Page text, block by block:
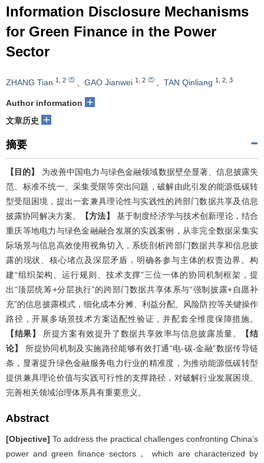
Information Disclosure Mechanisms
for Green Finance in the Power
Sector
ZHANG Tian 1 2 GAO Jianwei 1 2 TAN Qinliang 1 2 3
Author information +
文章历史 +
摘要
【目的】
为改善中国电力与绿色金融领域数据壁垒显著、信息披露失
范、标准不统一、采集受限等突出问题，破解由此引发的能源低碳转
型受阻困境，提出一套兼具理论性与实践性的跨部门数据共享及信息
披露协同解决方案。
【方法】
基于制度经济学与技术创新理论，结合
重庆等地电力与绿色金融融合发展的实践案例，从非完全数据采集实
际场景与信息高效使用视角切入，系统剖析跨部门数据共享和信息披
露的现状、核心堵点及深层矛盾，明确各参与主体的权责边界。构
建“组织架构、运行规则、技术支撑”三位一体的协同机制框架，提
出“顶层统筹+分层执行”的跨部门数据共享体系与“强制披露+自愿补
充”的信息披露模式，细化成本分摊、利益分配、风险防控等关键操作
路径，开展多场景技术方案适配性验证，并配套全维度保障措施。
【结果】
所提方案有效提升了数据共享效率与信息披露质量。
【结
论】
所提协同机制及实施路径能够有效打通“电-碳-金融”数据传导链
条，显著提升绿色金融服务电力行业的精准度，为推动能源低碳转型
提供兼具理论价值与实践可行性的支撑路径，对破解行业发展困境、
完善相关领域治理体系具有重要意义。
Abstract
[Objective] To address the practical challenges confronting China’s
power and green finance sectors， which are characterized by